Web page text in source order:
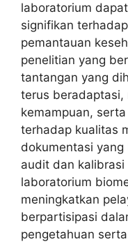
laboratorium
signifikan
pemantauan
penelitian yang
tantangan yang
terus beradaptasi,
kemampuan,
terhadap kualitas
dokumentasi
audit dan kalibrasi
laboratorium
meningkatkan
berpartisipasi
pengetahuan